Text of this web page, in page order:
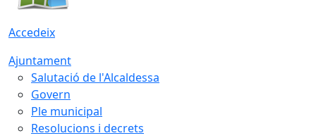
Accedeix
Ajuntament
Salutació de l'Alcaldessa
Govern
Ple municipal
Resolucions i decrets